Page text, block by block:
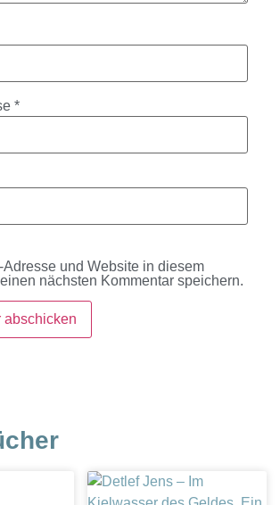
*
Adresse und Website in diesem
nächsten Kommentar speichern.